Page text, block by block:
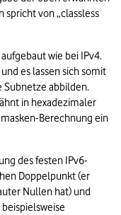
von „classless
wie bei IPv4.
es lassen sich somit
Subnetze abbilden.
in hexadezimaler
Berechnung ein
des festen IPv6-
Doppelpunkt (er
Nullen hat) und